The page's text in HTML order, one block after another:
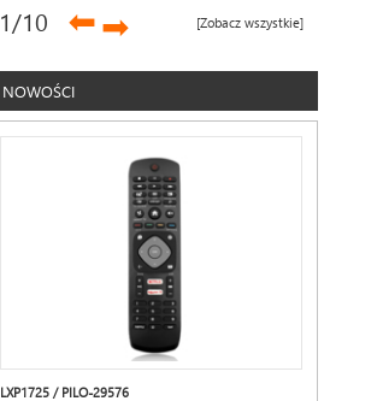
[Zobacz wszystkie]
1/10 ➡➡
NOWOŚCI
LXP1725 / PILO-29576